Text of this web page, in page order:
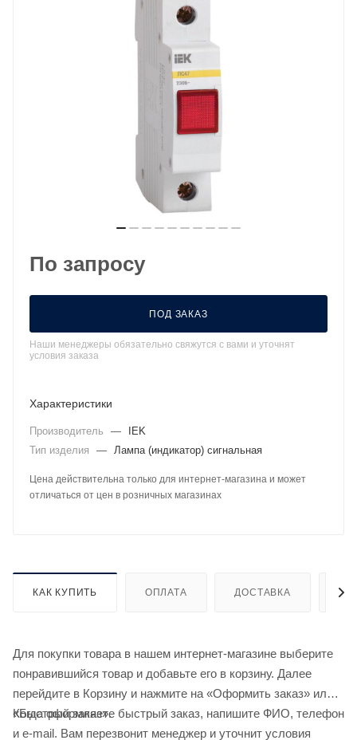
По запросу
ПОД ЗАКАЗ
Наши менеджеры обязательно свяжутся с вами и уточнят
условия заказа
Характеристики
Производитель —
IEK
Тип изделия
— Лампа (индикатор) сигнальная
Цена действительна только для интернет-магазина и может
отличаться от цен в розничных магазинах
КАК КУПИТЬ ОПЛАТА ДОСТАВКА
Для покупки товара в нашем интернет-магазине выберите
понравившийся товар и добавьте его в корзину. Далее
перейдите в Корзину и нажмите на «Оформить заказ» или
«Быстрый заказ».
Когда оформляете быстрый заказ, напишите ФИО, телефон
и e-mail. Вам перезвонит менеджер и уточнит условия